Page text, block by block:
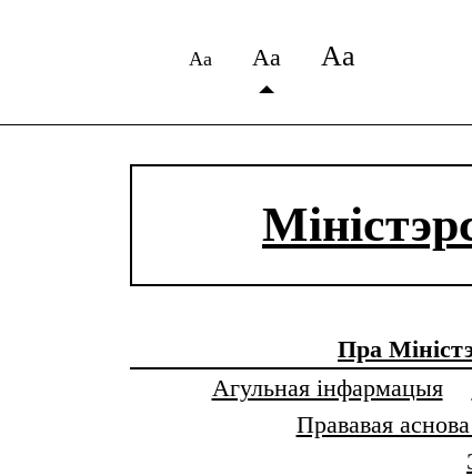
Аа Аа Аа
Пра
Агульная інфармацыя
Прававая